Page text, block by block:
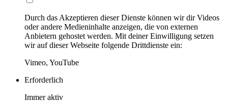
Durch das Akzeptieren dieser Dienste können wir dir Videos
oder andere Medieninhalte anzeigen, die von externen
Anbietern gehostet werden. Mit deiner Einwilligung setzen
wir auf dieser Webseite folgende Drittdienste ein:
Vimeo, YouTube
Erforderlich
Immer aktiv